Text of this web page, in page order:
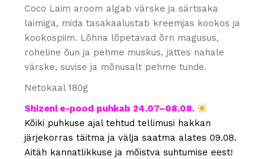
Coco Laim aroom algab värske ja särtsaka
laimiga, mida tasakaalustab kreemjas kookos ja
kookospiim. Lõhna lõpetavad õrn magusus,
roheline õun ja pehme muskus, jättes nahale
värske, suvise ja mõnusalt pehme tunde.
Netokaal 180g
Shizeni e-pood puhkab 24.07–08.08.
Kõiki puhkuse ajal tehtud tellimusi hakkan
järjekorras täitma ja välja saatma alates 09.08.
Aitäh kannatlikkuse ja mõistva suhtumise eest!